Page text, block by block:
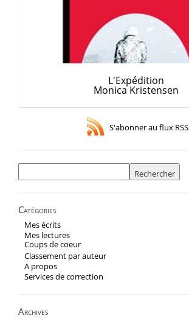
L'Expédition
Monica Kristensen
S'abonner au flux RSS
Rechercher :
Catégories
Mes écrits
Mes lectures
Coups de coeur
Classement par auteur
A propos
Services de correction
Archives